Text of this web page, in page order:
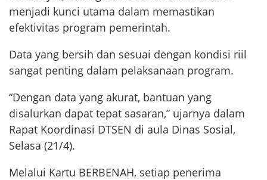
menjadi kunci utama dalam memastikan
efektivitas program pemerintah.
Data yang bersih dan sesuai dengan kondisi riil
sangat penting dalam pelaksanaan program.
“Dengan data yang akurat, bantuan yang
disalurkan dapat tepat sasaran,” ujarnya dalam
Rapat Koordinasi DTSEN di aula Dinas Sosial,
Selasa (21/4).
Melalui Kartu BERBENAH, setiap penerima